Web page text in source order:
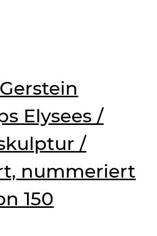
Elysees /
/
nummeriert
150